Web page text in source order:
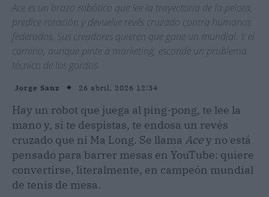
Ace es un brazo robótico que lee la trayectoria de la pelota,
predice rotación y devuelve revés cruzado contra humanos
federados. Sus creadores quieren que gane un mundial. Y el
camino, aunque pinte a marketing, esconde un problema
técnico de los gordos.
Jorge Sanz 26 abril, 2026 12:34
Hay un robot que juega al ping-pong, te lee la
mano y, si te despistas, te endosa un revés
cruzado que ni Ma Long. Se llama Acey no está
pensado para barrer mesas en YouTube: quiere
convertirse, literalmente, en campeón mundial
de tenis de mesa.